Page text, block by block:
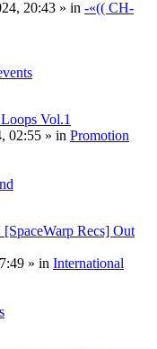
20:43 » in -«(( CH-
Vol.1
02:55 » in Promotion
Recs] Out
» in International